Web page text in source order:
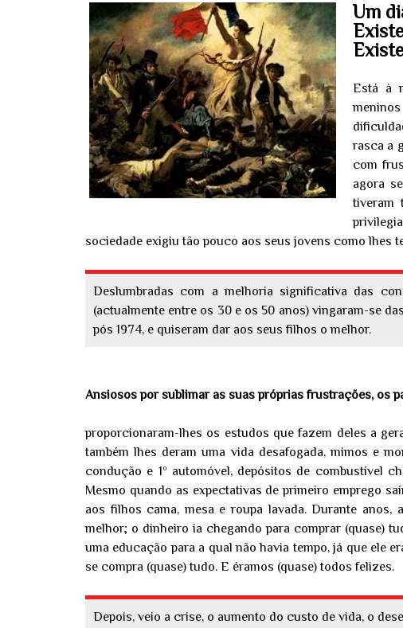
Um
Está à
rasca a
com
agora
tiveram
sociedade exigiu tão pouco aos seus jovens como lhes
Deslumbradas com a melhoria significativa das
(actualmente entre os 30 e os 50 anos) vingaram-se
pós 1974, e quiseram dar aos seus filhos o melhor.
Ansiosos por sublimar as suas próprias frustrações, os
proporcionaram-lhes os estudos que fazem deles a
também lhes deram uma vida desafogada, mimos e
condução e 1º automóvel, depósitos de combustível
Mesmo quando as expectativas de primeiro emprego
aos filhos cama, mesa e roupa lavada. Durante
melhor; o dinheiro ia chegando para comprar (quase)
uma educação para a qual não havia tempo, já que ele
se compra (quase) tudo. E éramos (quase) todos felizes.
Depois, veio a crise, o aumento do custo de vida, o